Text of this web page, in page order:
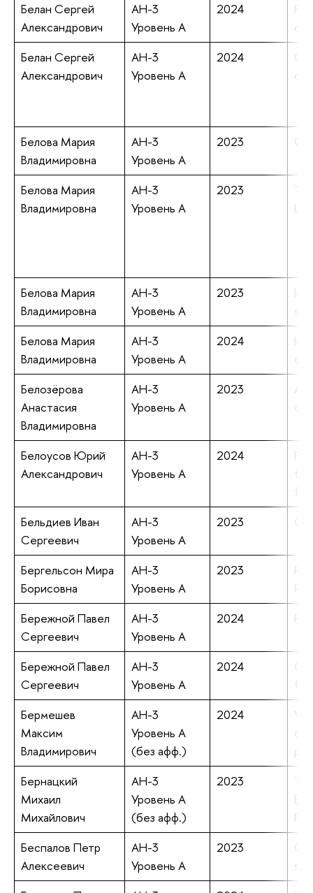
Белан Сергей
Александрович
АН-3
Уровень А
2024
Белан Сергей
Александрович
АН-3
Уровень А
2024
Белова Мария
Владимировна
АН-3
Уровень А
2023
Белова Мария
Владимировна
АН-3
Уровень А
2023
Белова Мария
Владимировна
АН-3
Уровень А
2023
Белова Мария
Владимировна
АН-3
Уровень А
2024
Белозёрова
Анастасия
Владимировна
АН-3
Уровень А
2023
A
Белоусов Юрий
Александрович
АН-3
Уровень А
2024
Бельдиев Иван
Сергеевич
АН-3
Уровень А
2023
Бергельсон Мира
Борисовна
АН-3
Уровень А
2023
Бережной Павел
Сергеевич
АН-3
Уровень А
2024
Бережной Павел
Сергеевич
АН-3
Уровень А
2024
Бермешев
Максим
Владимирович
АН-3
Уровень А
(без афф.)
2024
Бернацкий
Михаил
Михайлович
АН-3
Уровень А
(без афф.)
2023
Беспалов Петр
Алексеевич
АН-3
Уровень А
2023